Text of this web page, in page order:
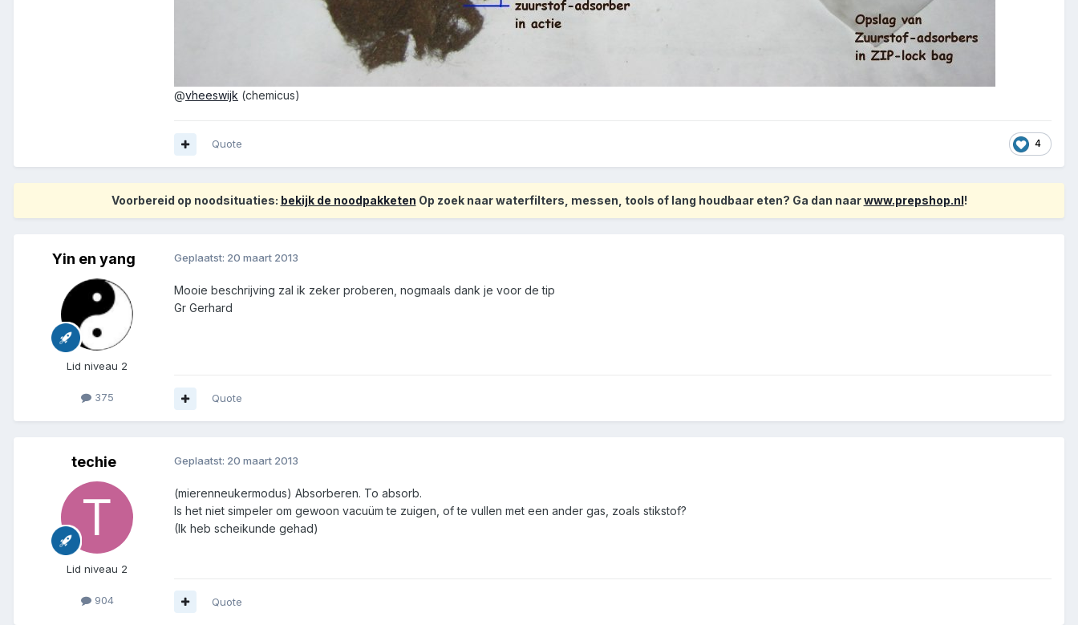
@vheeswijk (chemicus)
4
Quote
Voorbereid op noodsituaties: bekijk de noodpakketen Op zoek naar waterfilters, messen, tools of lang houdbaar eten? Ga dan naarwww.prepshop.nl!
Yin en yang
Lid niveau 2
375
Geplaatst: 20 maart 2013
Mooie beschrijving zal ik zeker proberen, nogmaals dank je voor de tip
Gr Gerhard
Quote
techie
Lid niveau 2
904
Geplaatst: 20 maart 2013
(mierenneukermodus) Absorberen. To absorb.
Is het niet simpeler om gewoon vacuüm te zuigen, of te vullen met een ander gas, zoals stikstof?
(Ik heb scheikunde gehad)
Quote